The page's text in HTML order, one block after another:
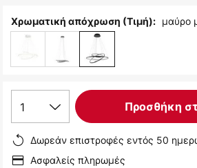
Χρωματική απόχρωση (Τιμή): μαύρο
1 Προσθήκη
Δωρεάν επιστροφές εντός 50
Ασφαλείς πληρωμές